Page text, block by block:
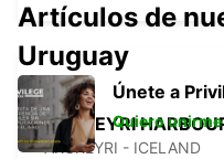
AKUREYRI
AKUREYRI - ICELAND
Artículos de
Uruguay
Únete a
Quiero unirme